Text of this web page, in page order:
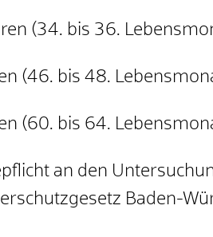
(34. bis 36.
(46. bis 48.
(60. bis 64.
an den
Baden-